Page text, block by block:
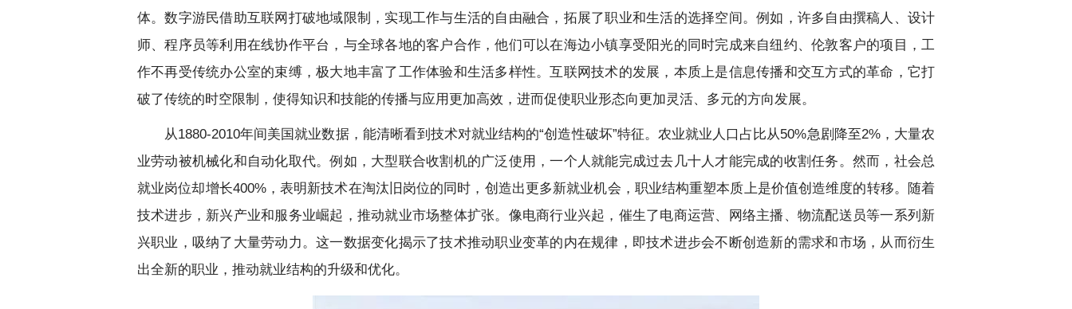
体。数字游民借助互联网打破地域限制，实现工作与生活的自由融合，拓展了职业和生活的选择空间。例如，许多自由撰稿人、设计
师、程序员等利用在线协作平台，与全球各地的客户合作，他们可以在海边小镇享受阳光的同时完成来自纽约、伦敦客户的项目，工
作不再受传统办公室的束缚，极大地丰富了工作体验和生活多样性。互联网技术的发展，本质上是信息传播和交互方式的革命，它打
破了传统的时空限制，使得知识和技能的传播与应用更加高效，进而促使职业形态向更加灵活、多元的方向发展。
从1880-2010年间美国就业数据，能清晰看到技术对就业结构的“创造性破坏”特征。农业就业人口占比从50%急剧降至2%，大量农
业劳动被机械化和自动化取代。例如，大型联合收割机的广泛使用，一个人就能完成过去几十人才能完成的收割任务。然而，社会总
就业岗位却增长400%，表明新技术在淘汰旧岗位的同时，创造出更多新就业机会，职业结构重塑本质上是价值创造维度的转移。随着
技术进步，新兴产业和服务业崛起，推动就业市场整体扩张。像电商行业兴起，催生了电商运营、网络主播、物流配送员等一系列新
兴职业，吸纳了大量劳动力。这一数据变化揭示了技术推动职业变革的内在规律，即技术进步会不断创造新的需求和市场，从而衍生
出全新的职业，推动就业结构的升级和优化。